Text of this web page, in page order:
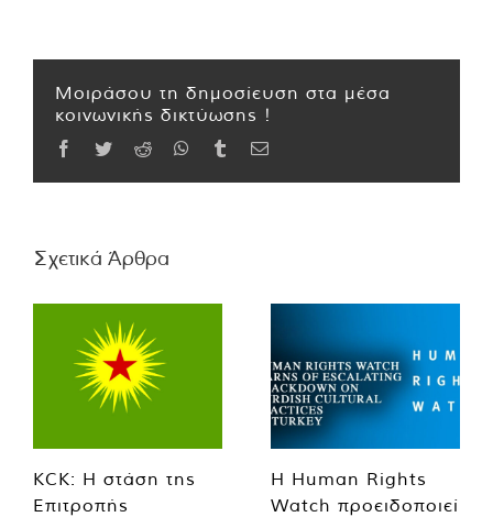
Μοιράσου τη δημοσίευση στα μέσα
κοινωνικής δικτύωσης !
Facebook
TwitterReddit WhatsApp
TumblrEmail
Σχετικά Άρθρα
KCK: Η στάση της
Επιτροπής
Η Human Rights
Watch προειδοποιεί